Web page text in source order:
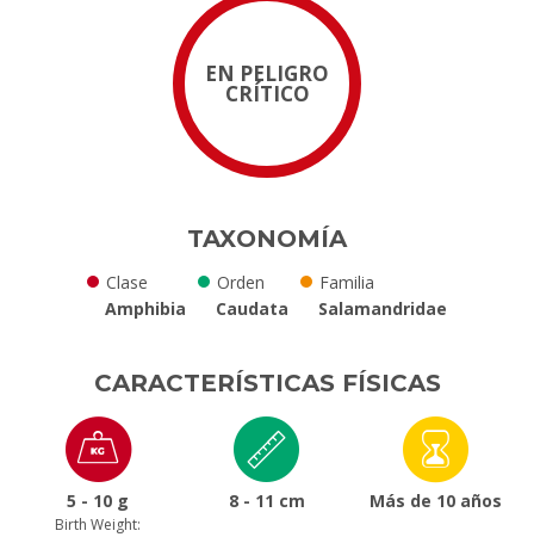
EN PELIGRO
CRÍTICO
TAXONOMÍA
Clase
Amphibia
Orden
Caudata
Familia
Salamandridae
CARACTERÍSTICAS FÍSICAS
5 - 10 g
Birth Weight:
8 - 11 cm Más de 10 años